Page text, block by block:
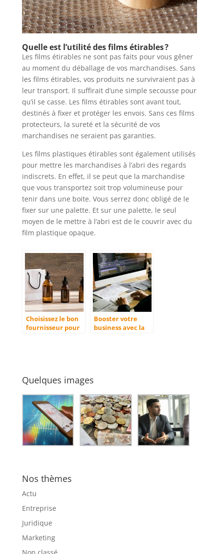
Quelle est l’utilité des films étirables ?
Les films étirables ne sont pas faits pour vous gêner
au moment du déballage de vos marchandises. Sans
les films étirables, vos produits ne survivraient pas à
leur transport. Il suffirait d’une simple secousse pour
qu’il se casse. Les films étirables sont avant tout,
destinés à fixer et protéger les envois. Sans ces films
protecteurs, la sureté et la sécurité de vos
marchandises ne seraient pas garanties.
Les films plastiques étirables sont également utilisés
pour mettre les marchandises à l’abri des regards
indiscrets. En effet, il se peut que la marchandise
que vous transportez soit trop volumineuse pour
tenir dans une boite. Vous serrez donc obligé de le
fixer sur une palette. Et sur une palette, le seul
moyen de le mettre à l’abri est de le couvrir avec du
film plastique opaque.
Choisissez le bon
fournisseur pour
Booster votre
business avec la
Quelques images
Nos thèmes
Actu
Entreprise
Juridique
Marketing